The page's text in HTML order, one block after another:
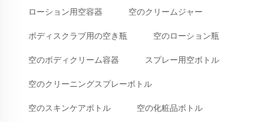
ローション用空容器 空のクリームジャー
ボディスクラブ用の空き瓶 空のローション瓶
空のボディクリーム容器 スプレー用空ボトル
空のクリーニングスプレーボトル
空のスキンケアボトル 空の化粧品ボトル